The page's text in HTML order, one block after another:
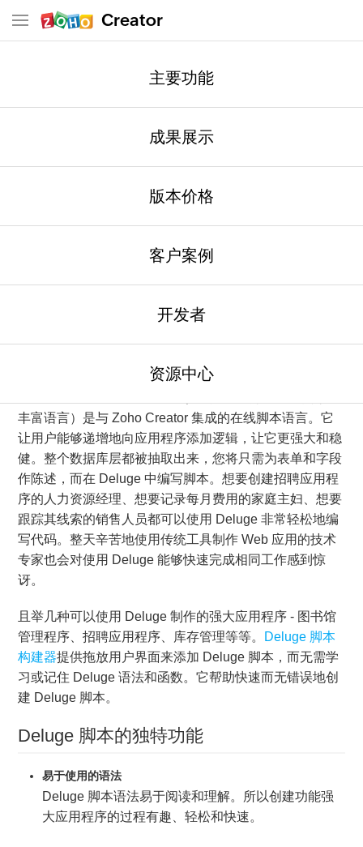
Creator
主要功能
成果展示
版本价格
客户案例
开发者
资源中心
Creator 帮助文档
为什么使用 Deluge 脚本
Deluge 是什么
或我们所谓的 Data Enriched Language for the
丰富语言）是与 Zoho Creator 集成的在线脚本语言。它
让用户能够递增地向应用程序添加逻辑，让它更强大和稳
健。整个数据库层都被抽取出来，您将只需为表单和字段
作陈述，而在 Deluge 中编写脚本。想要创建招聘应用程
序的人力资源经理、想要记录每月费用的家庭主妇、想要
跟踪其线索的销售人员都可以使用 Deluge 非常轻松地编
写代码。整天辛苦地使用传统工具制作 Web 应用的技术
专家也会对使用 Deluge 能够快速完成相同工作感到惊
讶。
且举几种可以使用 Deluge 制作的强大应用程序 - 图书馆
管理程序、招聘应用程序、库存管理等等。 Deluge 脚本
构建器提供拖放用户界面来添加 Deluge 脚本，而无需学
习或记住 Deluge 语法和函数。它帮助快速而无错误地创
建 Deluge 脚本。
Deluge 脚本的独特功能
易于使用的语法
Deluge 脚本语法易于阅读和理解。所以创建功能强
大应用程序的过程有趣、轻松和快速。